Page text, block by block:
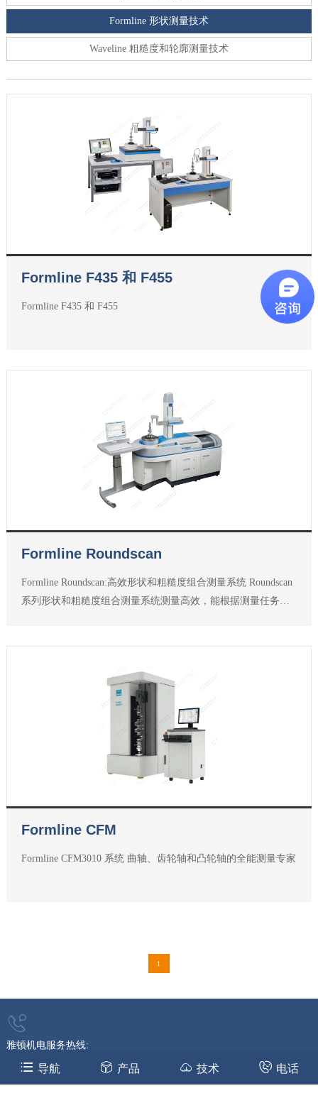
Formline 形状测量技术
Waveline 粗糙度和轮廓测量技术
Formline F435 和 F455
Formline F435 和 F455
Formline Roundscan
Formline Roundscan:高效形状和粗糙度组合测量系统 Roundscan
系列形状和粗糙度组合测量系统测量高效，能根据测量任务做
Formline CFM
Formline CFM3010 系统 曲轴、齿轮轴和凸轮轴的全能测量专家
1
雅顿机电服务热线:
139 1351 3963 （微信同号）
导航 产品 技术 电话